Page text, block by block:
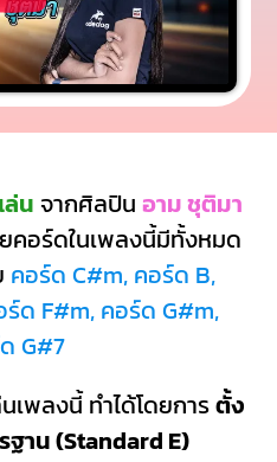
น จากศิลปิน อาม ชุติมา
คอร์ดในเพลงนี้มีทั้งหมด
คอร์ด C#m, คอร์ด B,
ด F#m, คอร์ด G#m,
G#7
เพลงนี้ ทำได้โดยการตั้ง
าน (Standard E)